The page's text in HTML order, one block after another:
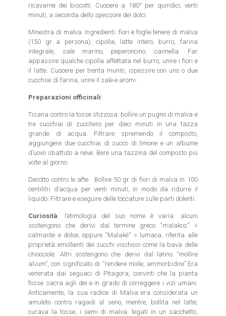
ricavarne dei biscotti. Cuocere a 180° per quindici, venti
minuti, a seconda dello spessore dei dolci.
Minestra di malva. Ingredienti: fiori e foglie tenere di malva
(150 gr a persona), cipolla, latte intero, burro, farina
integrale, sale marino, peperoncino, cannella. Far
appassire qualche cipolla affettata nel burro, unire i fiori e
il latte. Cuocere per trenta muniti, ispessire con uno o due
cucchiai di farina, unire il sale e aromi.
Preparazioni officinali:
Tisana contro la tosse stizzosa: bollire un pugno di malva e
tre cucchiai di zucchero per dieci minuti in una tazza
grande di acqua. Filtrare spremendo il composto,
aggiungere due cucchiai di succo di limone e un albume
d’uovo sbattuto a neve. Bere una tazzina del composto più
volte al giorno.
Decotto contro le afte. Bollire 50 gr di fiori di malva in 100
centilitri d’acqua per venti minuti, in modo da ridurre il
liquido. Filtrare e eseguire delle toccature sulle parti dolenti.
Curiosità: l’etimologia del suo nome è varia: alcuni
sostengono che derivi dal termine greco “malakos” =
calmante e dolce, oppure “Malakè” = lumaca, riferita alle
proprietà emollienti dei succhi vischiosi come la bava delle
chiocciole. Altri sostengono che derivi dal latino “mollire
alvum”, con significato di “rendere molle, ammorbidire”.Era
venerata dai seguaci di Pitagora, convinti che la pianta
fosse sacra agli dei e in grado di correggere i vizi umani.
Anticamente, la sua radice di Malva era considerata un
amuleto contro ragadi al seno, mentre, bollita nel latte,
curava la tosse; i semi di malva, legati in un sacchetto,